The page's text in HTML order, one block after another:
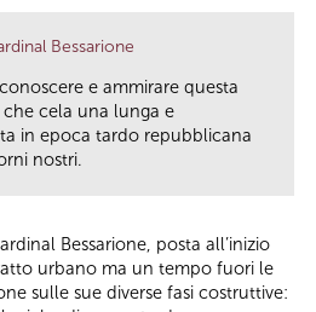
Bessarione
e ammirare questa
cela una lunga e
in epoca tardo repubblicana
nostri.
Bessarione, posta all’inizio
urbano ma un tempo fuori le
sulle sue diverse fasi costruttive: